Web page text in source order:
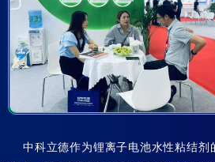
中科立德作为锂离子电池水性粘结